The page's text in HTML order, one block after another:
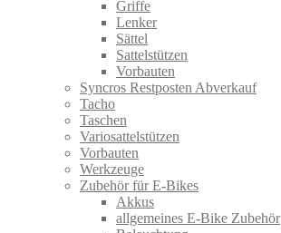
Griffe
Lenker
Sättel
Sattelstützen
Vorbauten
Syncros Restposten Abverkauf
Tacho
Taschen
Variosattelstützen
Vorbauten
Werkzeuge
Zubehör für E-Bikes
Akkus
allgemeines E-Bike Zubehör